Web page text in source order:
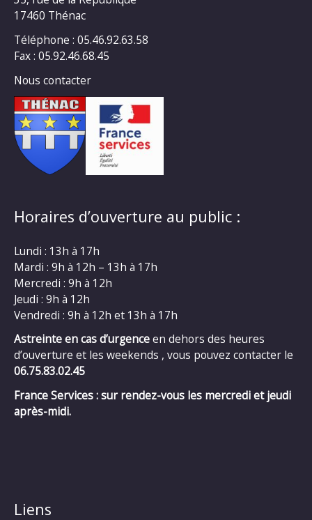
17460 Thénac
Téléphone : 05.46.92.63.58
Fax : 05.92.46.68.45
Nous contacter
Horaires d’ouverture au public :
Lundi : 13h à 17h
Mardi : 9h à 12h – 13h à 17h
Mercredi : 9h à 12h
Jeudi : 9h à 12h
Vendredi : 9h à 12h et 13h à 17h
Astreinte en cas d’urgenceen dehors des heures
d’ouverture et les weekends , vous pouvez contacter le
06.75.83.02.45
France Services : sur rendez-vous les mercredi et jeudi
après-midi.
Liens